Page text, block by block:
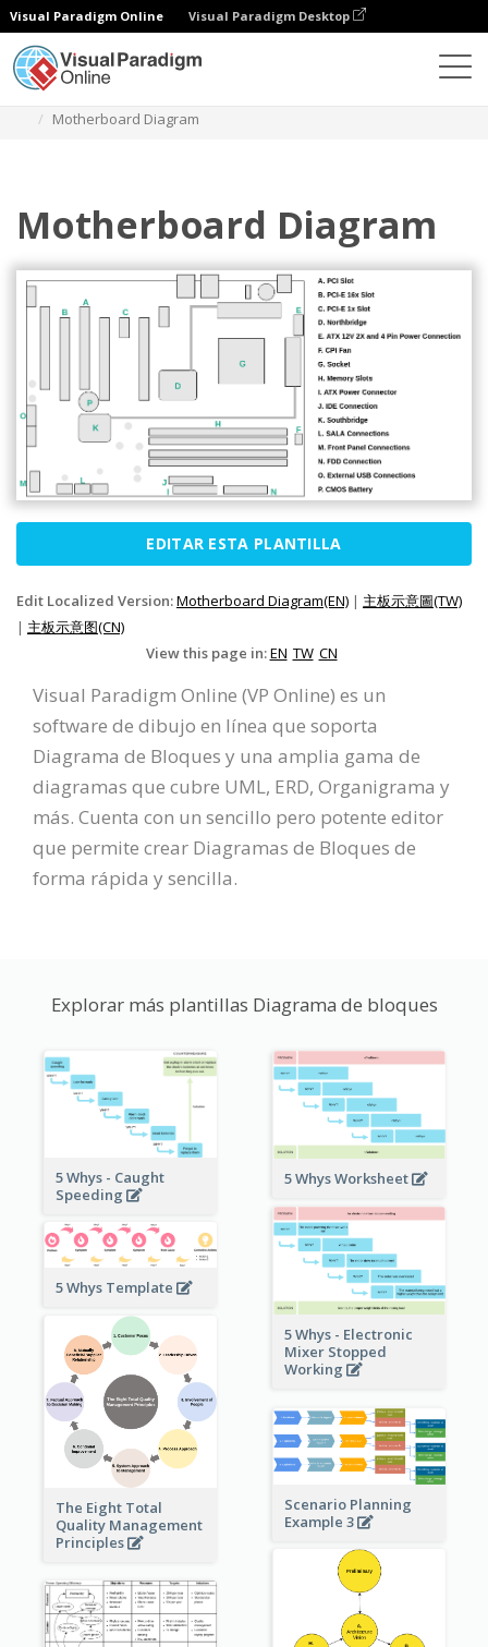
Visual Paradigm Online Visual Paradigm Desktop
Motherboard Diagram
Motherboard Diagram
EDITAR ESTA PLANTILLA
Edit Localized Version:Motherboard Diagram(EN) | 主板示意圖(TW)
| 主板示意图(CN)
View this page in:EN TW CN
Visual Paradigm Online (VP Online) es un
software de dibujo en línea que soporta
Diagrama de Bloques y una amplia gama de
diagramas que cubre UML, ERD, Organigrama y
más. Cuenta con un sencillo pero potente editor
que permite crear Diagramas de Bloques de
forma rápida y sencilla.
Explorar más plantillas Diagrama de bloques
5 Whys - Caught
Speeding
5 Whys Worksheet
5 Whys - Electronic
Mixer Stopped
Working
5 Whys Template
The Eight Total
Quality Management
Principles
Scenario Planning
Example 3